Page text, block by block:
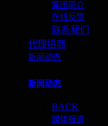
集团简介
在线反馈
联系我们
代理招商
新闻动态
新闻动态
BACK
媒体报道